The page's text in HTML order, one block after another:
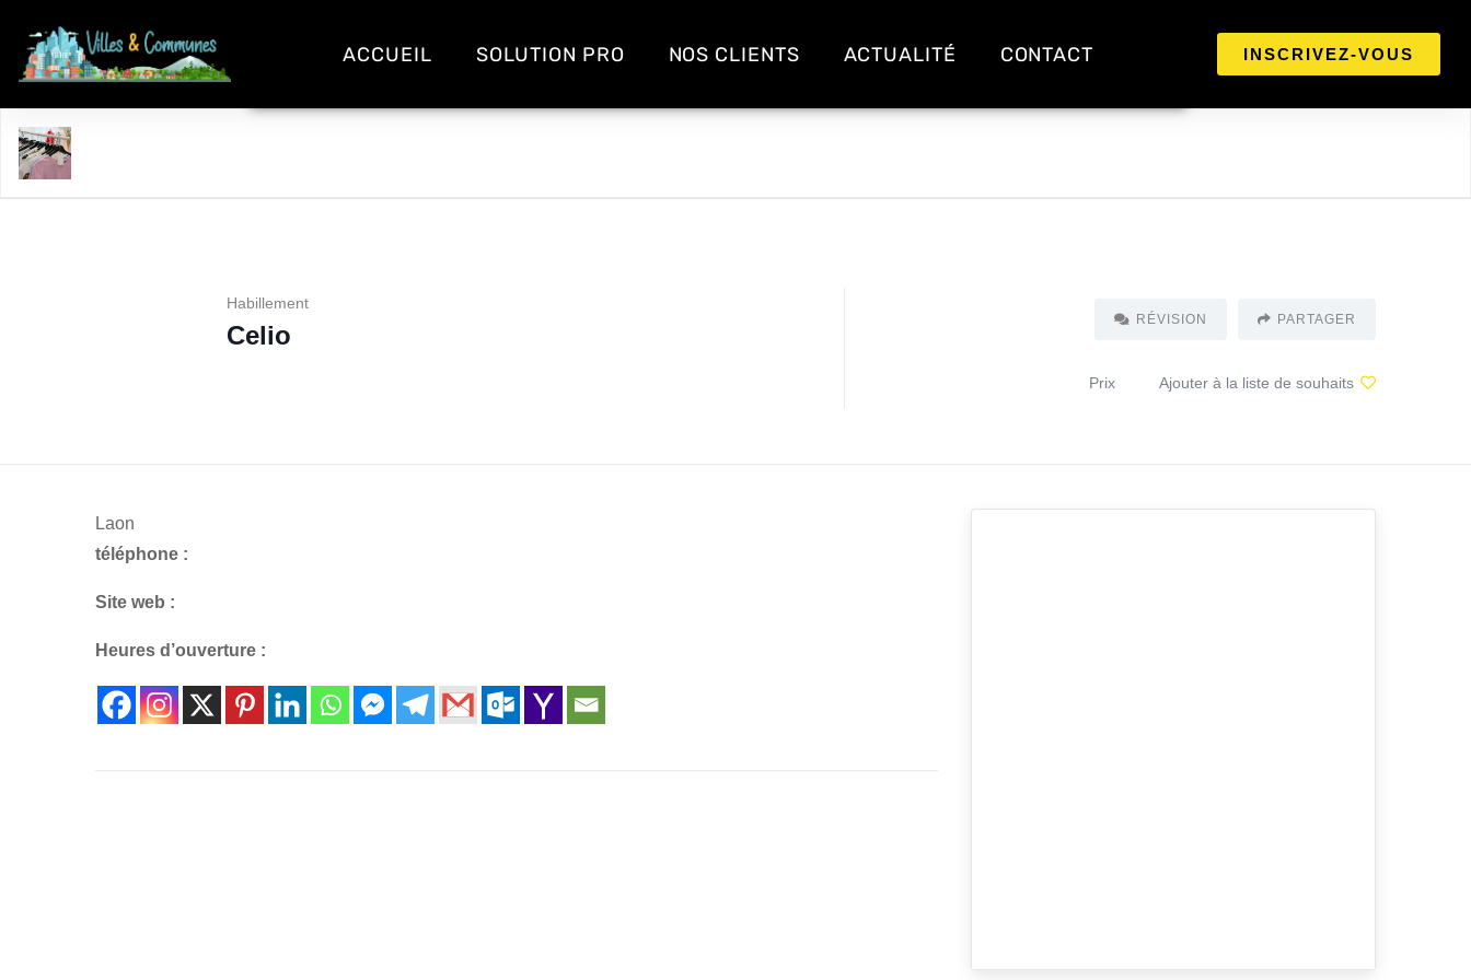
ACCUEIL SOLUTION PRO NOS CLIENTS ACTUALITÉ CONTACT INSCRIVEZ-VOUS
Habillement
Celio
RÉVISION PARTAGER
Prix Ajouter à la liste de souhaits
Laon
téléphone :
Site web :
Heures d’ouverture :